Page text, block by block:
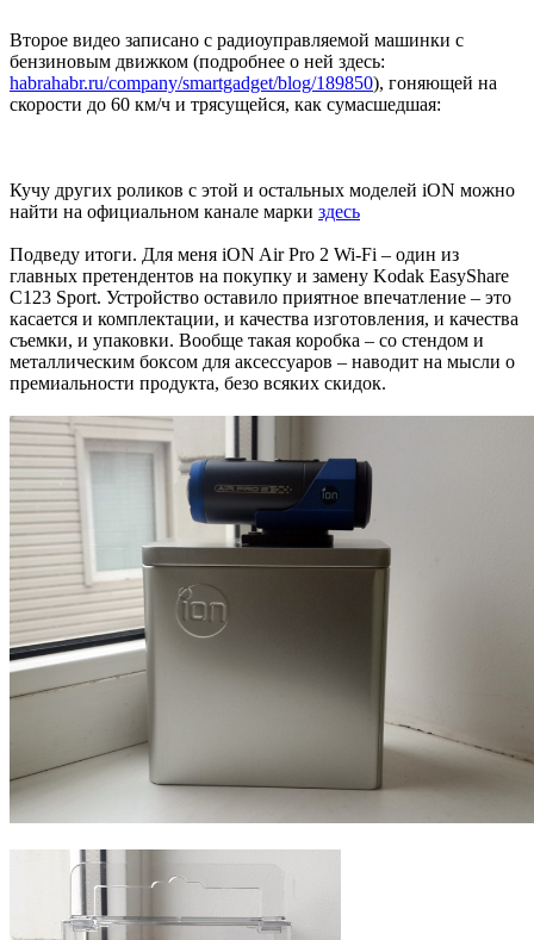
Второе видео записано с радиоуправляемой машинки с
бензиновым движком (подробнее о ней здесь:
habrahabr.ru/company/smartgadget/blog/189850), гоняющей на
скорости до 60 км/ч и трясущейся, как сумасшедшая:
Кучу других роликов с этой и остальных моделей iON можно
найти на официальном канале марки здесь
Подведу итоги. Для меня iON Air Pro 2 Wi-Fi – один из
главных претендентов на покупку и замену Kodak EasyShare
C123 Sport. Устройство оставило приятное впечатление – это
касается и комплектации, и качества изготовления, и качества
съемки, и упаковки. Вообще такая коробка – со стендом и
металлическим боксом для аксессуаров – наводит на мысли о
премиальности продукта, безо всяких скидок.